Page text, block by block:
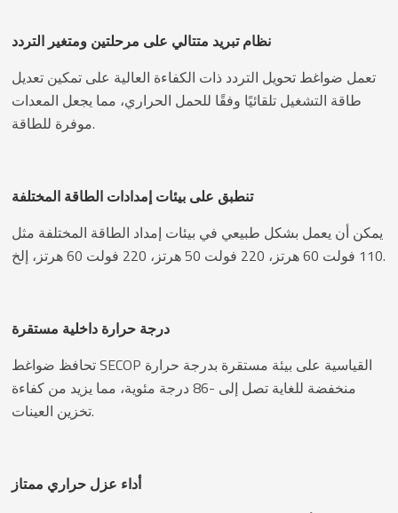
نظام تبريد متتالي على مرحلتين ومتغير التردد
تعمل ضواغط تحويل التردد ذات الكفاءة العالية على تمكين تعديل
طاقة التشغيل تلقائيًا وفقًا للحمل الحراري، مما يجعل المعدات
موفرة للطاقة.
تنطبق على بيئات إمدادات الطاقة المختلفة
يمكن أن يعمل بشكل طبيعي في بيئات إمداد الطاقة المختلفة مثل
110 فولت 60 هرتز، 220 فولت 50 هرتز، 220 فولت 60 هرتز، إلخ.
درجة حرارة داخلية مستقرة
تحافظ ضواغط SECOP القياسية على بيئة مستقرة بدرجة حرارة
منخفضة للغاية تصل إلى -86 درجة مئوية، مما يزيد من كفاءة
تخزين العينات.
أداء عزل حراري ممتاز